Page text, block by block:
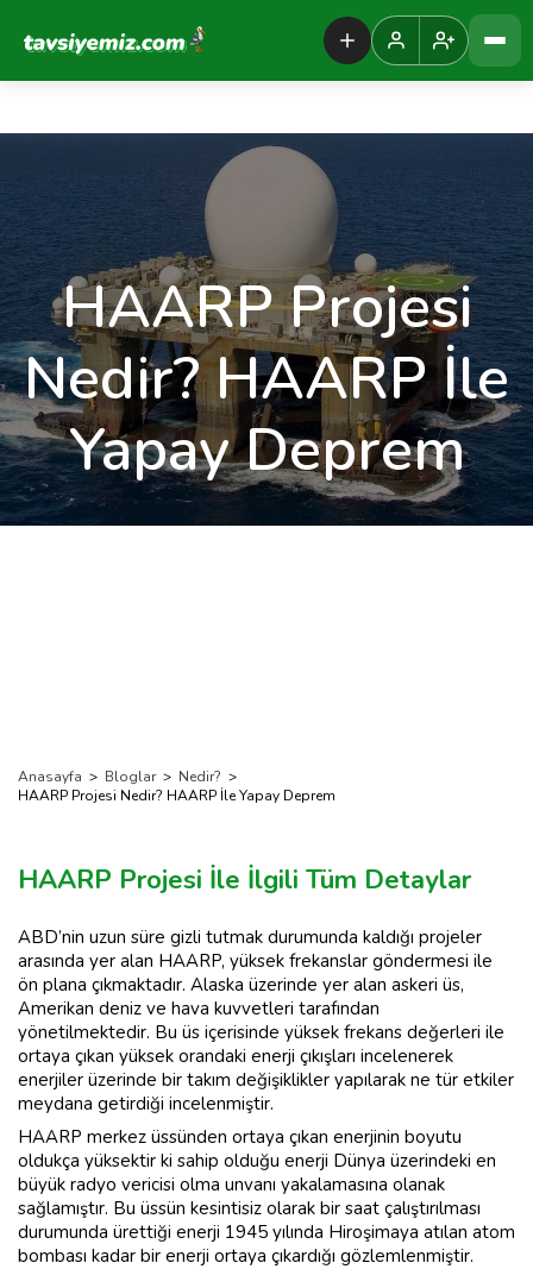
Tavsiyemiz Anasayfa
HAARP Projesi
Nedir? HAARP İle
Yapay Deprem
Anasayfa > Bloglar > Nedir? >
HAARP Projesi Nedir? HAARP İle Yapay Deprem
HAARP Projesi İle İlgili Tüm Detaylar
ABD’nin uzun süre gizli tutmak durumunda kaldığı projeler
arasında yer alan HAARP, yüksek frekanslar göndermesi ile
ön plana çıkmaktadır. Alaska üzerinde yer alan askeri üs,
Amerikan deniz ve hava kuvvetleri tarafından
yönetilmektedir. Bu üs içerisinde yüksek frekans değerleri ile
ortaya çıkan yüksek orandaki enerji çıkışları incelenerek
enerjiler üzerinde bir takım değişiklikler yapılarak ne tür etkiler
meydana getirdiği incelenmiştir.
HAARP merkez üssünden ortaya çıkan enerjinin boyutu
oldukça yüksektir ki sahip olduğu enerji Dünya üzerindeki en
büyük radyo vericisi olma unvanı yakalamasına olanak
sağlamıştır. Bu üssün kesintisiz olarak bir saat çalıştırılması
durumunda ürettiği enerji 1945 yılında Hiroşimaya atılan atom
bombası kadar bir enerji ortaya çıkardığı gözlemlenmiştir.